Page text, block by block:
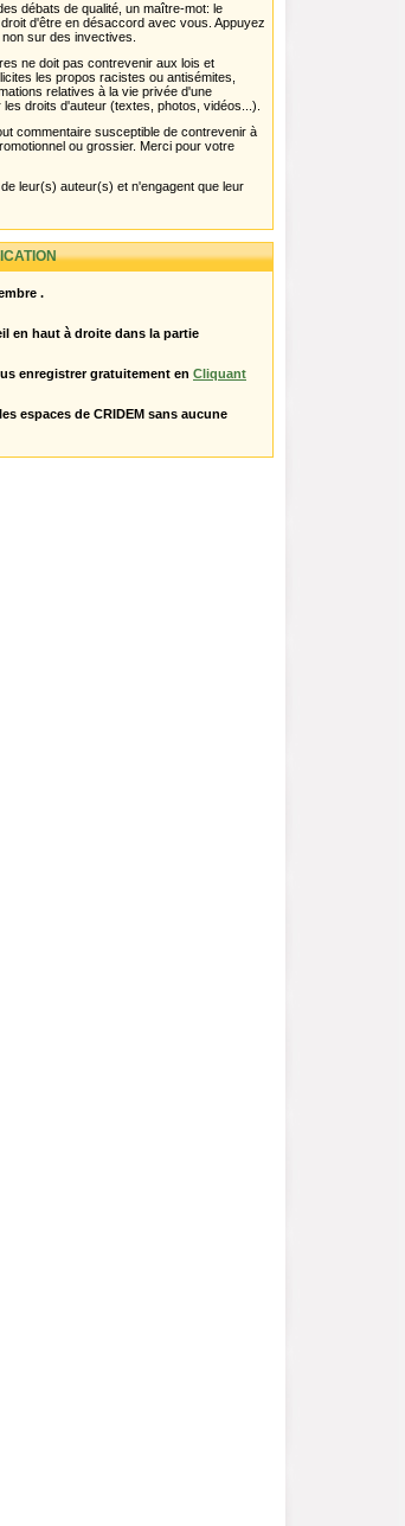
débats de qualité, un maître-mot: le
d'être en désaccord avec vous. Appuyez
sur des invectives.
ne doit pas contrevenir aux lois et
les propos racistes ou antisémites,
relatives à la vie privée d'une
droits d'auteur (textes, photos, vidéos...).
commentaire susceptible de contrevenir à
ou grossier. Merci pour votre
leur(s) auteur(s) et n'engagent que leur
.
en haut à droite dans la partie
enregistrer gratuitement en Cliquant
espaces de CRIDEM sans aucune